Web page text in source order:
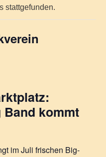
stattgefunden.
Band kommt
im Juli frischen Big-